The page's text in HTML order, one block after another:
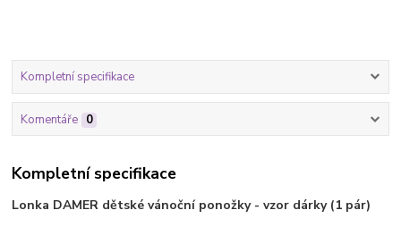
Kompletní specifikace
Komentáře 0
Kompletní specifikace
Lonka DAMER dětské vánoční ponožky - vzor dárky (1 pár)